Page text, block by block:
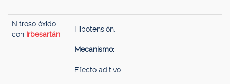
Nitroso óxido
con Irbesartán
Hipotensión.
Mecanismo:
Efecto aditivo.